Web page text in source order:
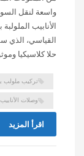
واسعة لنقل
القياسي، الذي
حلا كلاسيكيا
تركيب ملولب بطول
وصلات الأنابيب
اقرأ المزيد